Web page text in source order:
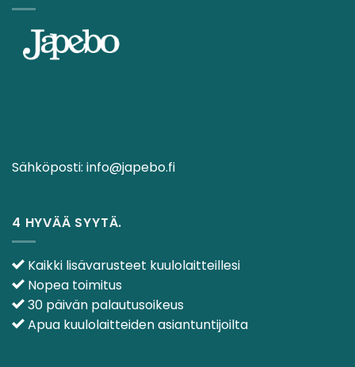
Sähköposti: info@japebo.fi
4 HYVÄÄ SYYTÄ.
Kaikki lisävarusteet kuulolaitteillesi
Nopea toimitus
30 päivän palautusoikeus
Apua kuulolaitteiden asiantuntijoilta